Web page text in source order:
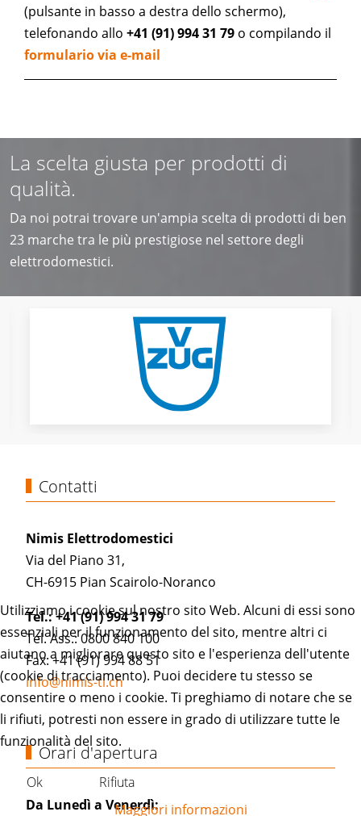
(pulsante in basso a destra dello schermo),
telefonando allo +41 (91) 994 31 79 o compilando il
formulario via e-mail
La scelta giusta per prodotti di
qualità.
Da noi potrai trovare un'ampia scelta di prodotti di ben
23 marche tra le più prestigiose nel settore degli
elettrodomestici.
Contatti
Nimis Elettrodomestici
Via del Piano 31,
CH-6915 Pian Scairolo-Noranco
Tel.: +41 (91) 994 31 79
Tel. Ass.: 0800 840 100
Fax: +41 (91) 994 88 51
info@nimis-ti.ch
Orari d'apertura
Da Lunedì a Venerdì:
Utilizziamo i cookie sul nostro sito Web. Alcuni di essi sono
essenziali per il funzionamento del sito, mentre altri ci
aiutano a migliorare questo sito e l'esperienza dell'utente
(cookie di tracciamento). Puoi decidere tu stesso se
consentire o meno i cookie. Ti preghiamo di notare che se
li rifiuti, potresti non essere in grado di utilizzare tutte le
funzionalità del sito.
Ok
Rifiuta
Maggiori informazioni